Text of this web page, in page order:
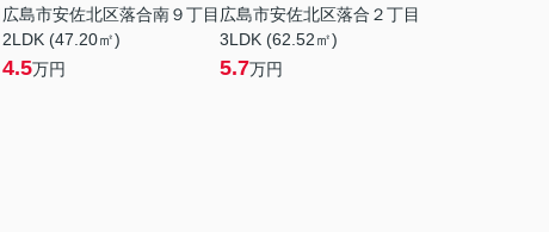
広島市安佐北区落合南９丁目
2LDK (47.20㎡)
4.5万円
広島市安佐北区落合２丁目
3LDK (62.52㎡)
5.7万円